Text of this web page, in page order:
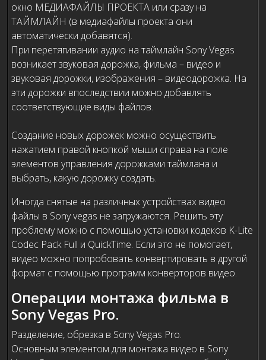
окно МЕДИАФАЙЛЫ ПРОЕКТА или сразу на
ТАЙМЛАЙН (в медиафайлы проекта они
автоматически добавятся).
При перетягивании аудио на таймлайн Sony Vegas
возникает звуковая дорожка, фильма – видео и
звуковая дорожки, изображения – видеодорожка. На
эти дорожки впоследствии можно добавлять
соответствующие виды файлов.
Создание новых дорожек можно осуществить
нажатием правой кнопкой мыши справа на поле
элементов управления дорожками таймлана и
выбрать, какую дорожку создать.
Иногда снятые на различных устройствах видео
файлы в Sony vegas не загружаются. Решить эту
проблему можно с помощью установки кодеков K-Lite
Codec Pack Full и QuickTime. Если это не помогает,
видео можно попробовать конвертировать в другой
формат с помощью программ конверторов видео.
Операции монтажа фильма в
Sony Vegas Pro.
Разделение, обрезка в Sony Vegas Pro.
Основным элементом для монтажа видео в Sony